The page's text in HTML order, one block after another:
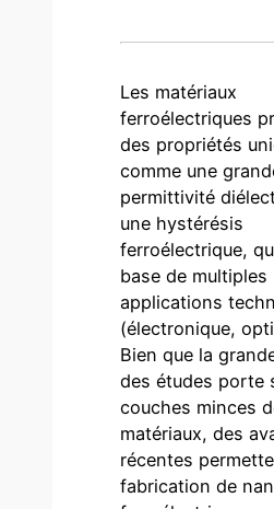
Les matériaux
ferroélectriques
des propriétés
comme une
permittivité
une hystérésis
ferroélectrique,
base de multiples
applications
(électronique,
Bien que la
des études porte
couches minces
matériaux, des
récentes
fabrication de